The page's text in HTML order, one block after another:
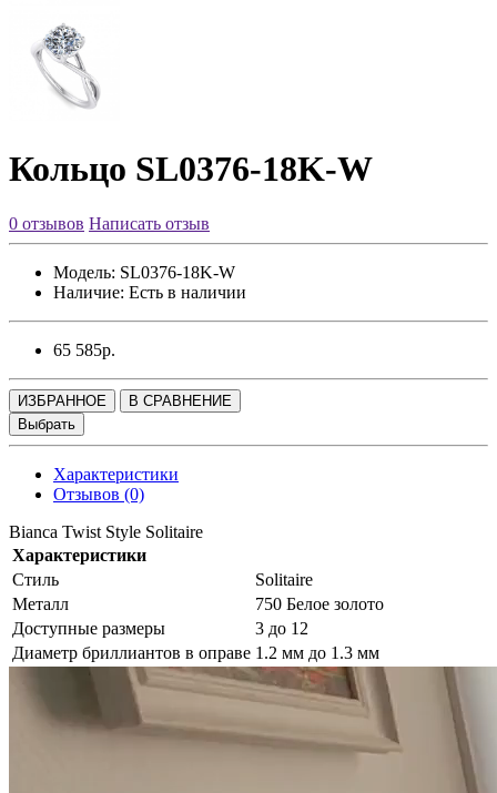
Кольцо SL0376-18K-W
0 отзывов Написать отзыв
Модель: SL0376-18K-W
Наличие: Есть в наличии
65 585р.
ИЗБРАННОЕ
В СРАВНЕНИЕ
Выбрать
Характеристики
Отзывов (0)
Bianca Twist Style Solitaire
Характеристики
Стиль
Solitaire
Металл
750 Белое золото
Доступные размеры
3 до 12
Диаметр бриллиантов в оправе 1.2 мм до 1.3 мм